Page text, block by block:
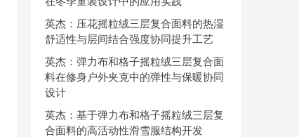
英杰：压花摇粒绒三层复合面料的热湿
舒适性与层间结合强度协同提升工艺
英杰：弹力布和格子摇粒绒三层复合面
料在修身户外夹克中的弹性与保暖协同
设计
英杰：基于弹力布和格子摇粒绒三层复
合面料的高活动性滑雪服结构开发